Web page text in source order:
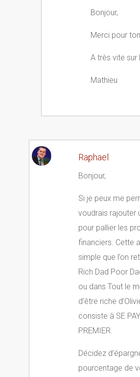
Bonjour,
Merci pour
A très vite sur
Mathieu
Raphael
Bonjour,
Si je peux me
voudrais rajouter
pour pallier les
financiers. Cette
simple que l’on
Rich Dad Poor
ou dans Tout le
d’être riche
consiste à SE
PREMIER.
Décidez
pourcentage de